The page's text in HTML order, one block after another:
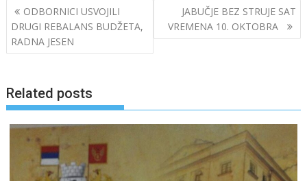
Post
navigation
ODBORNICI USVOJILI
DRUGI REBALANS BUDŽETA,
RADNA JESEN
JABUČJE BEZ STRUJE SAT
VREMENA 10. OKTOBRA
Related posts